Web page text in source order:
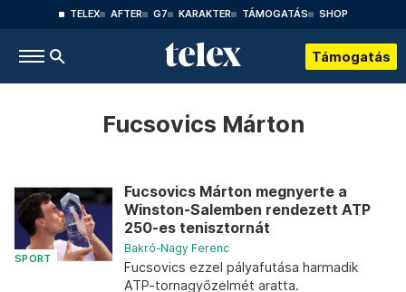
TELEX AFTER G7 KARAKTER TÁMOGATÁS SHOP
Támogatás
Fucsovics Márton
SPORT
Fucsovics Márton megnyerte a
Winston-Salemben rendezett ATP
250-es tenisztornát
Bakró-Nagy Ferenc
Fucsovics ezzel pályafutása harmadik
ATP-tornagyőzelmét aratta.